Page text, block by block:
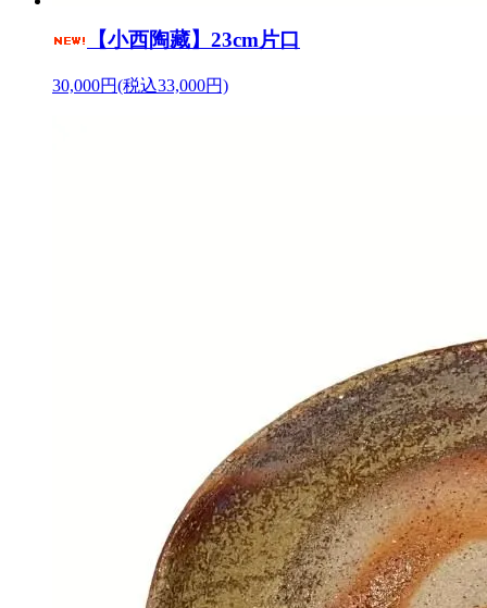
【小西陶藏】23cm片口
30,000円(税込33,000円)